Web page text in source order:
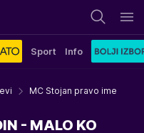
Sport Info
MC Stojan pravo ime
- MALO KO